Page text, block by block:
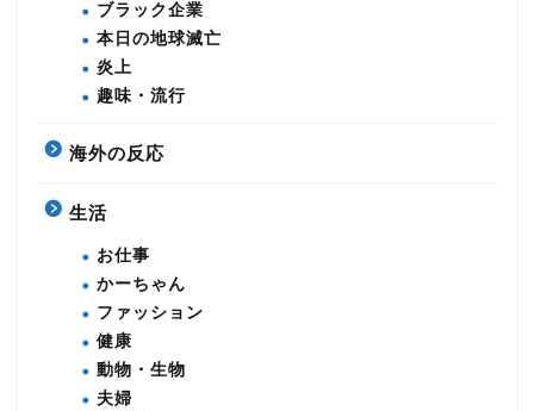
ブラック企業
本日の地球滅亡
炎上
趣味・流行
海外の反応
生活
お仕事
かーちゃん
ファッション
健康
動物・生物
夫婦